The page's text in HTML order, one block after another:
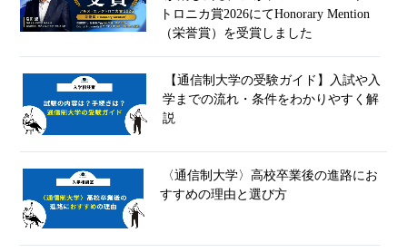
トロニカ賞2026にてHonorary Mention
（栄誉賞）を受賞しました
【通信制大学の受験ガイド】入試や入
学までの流れ・条件をわかりやすく解
説
〈通信制大学〉高校卒業後の進路にお
すすめの理由と選び方